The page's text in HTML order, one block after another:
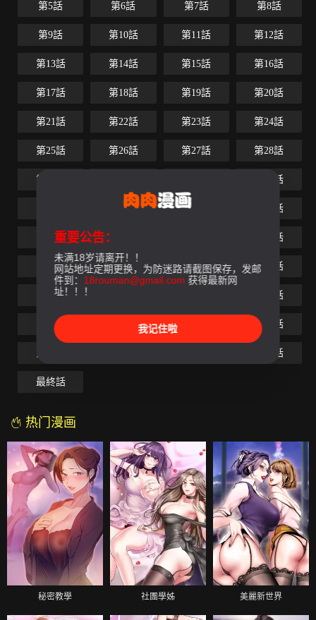
第5話 第6話 第7話 第8話
第9話 第10話 第11話 第12話
第13話 第14話 第15話 第16話
第17話 第18話 第19話 第20話
第21話 第22話 第23話 第24話
第25話 第26話 第27話 第28話
第29話 第32話
第34話 第35話 第36話
第37話 第38話 第40話
第41話 第42話 第43話 第44話
第45話 第48話
第49話 第52話
第56話
最終話
热门漫画
秘密教學 社團學姊 美麗新世界
重要公告：
未满18岁请离开！！
网站地址定期更换，为防迷路请截图保存，发邮
件到： 18rouman@gmail.com 获得最新网
址！！！
我记住啦